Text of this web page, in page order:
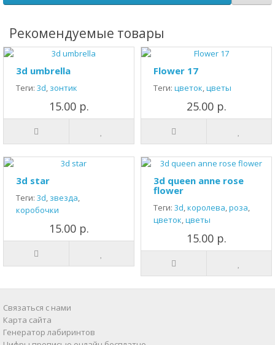
Рекомендуемые товары
3d umbrella
Теги: 3d, зонтик
15.00 р.
Flower 17
Теги: цветок,цветы
25.00 р.
3d star
Теги: 3d, звезда,
коробочки
15.00 р.
3d queen anne rose
flower
Теги: 3d,королева,роза,
цветок,цветы
15.00 р.
Связаться с нами
Карта сайта
Генератор лабиринтов